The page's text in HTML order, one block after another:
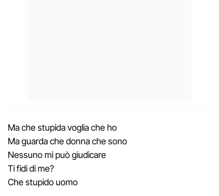
Ma che stupida voglia che ho
Ma guarda che donna che sono
Nessuno mi può giudicare
Ti fidi di me?
Che stupido uomo